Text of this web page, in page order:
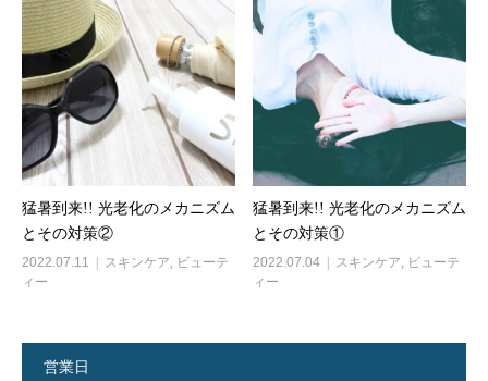
猛暑到来!! 光老化のメカニズム
とその対策②
2022.07.11 スキンケア, ビューテ
ィー
猛暑到来!! 光老化のメカニズム
とその対策①
2022.07.04 スキンケア, ビューテ
ィー
営業日